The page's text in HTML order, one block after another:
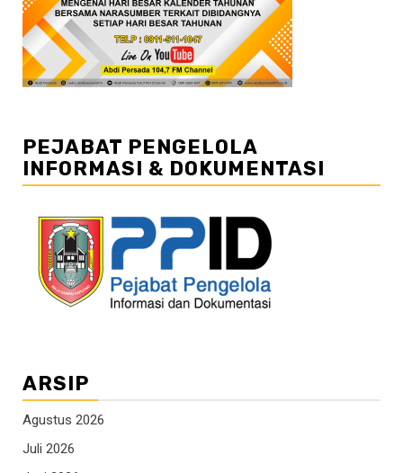
PEJABAT PENGELOLA
INFORMASI & DOKUMENTASI
ARSIP
Agustus 2026
Juli 2026